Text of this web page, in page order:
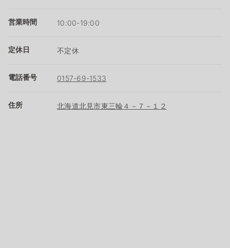
営業時間 10:00-19:00
定休日 不定休
電話番号 0157-69-1533
住所 北海道北見市東三輪４－７－１２